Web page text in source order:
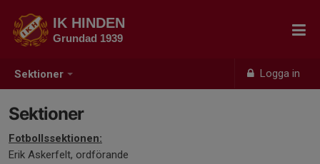
Sektioner Logga in
IK HINDEN
Grundad 1939
Sektioner
Fotbollssektionen:
Erik Askerfelt, ordförande